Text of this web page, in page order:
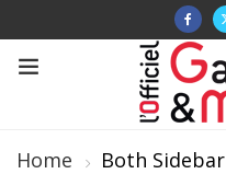
Home Both Sidebar